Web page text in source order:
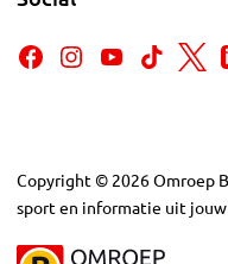
Copyright © 2026Omroep
sport en informatie uit